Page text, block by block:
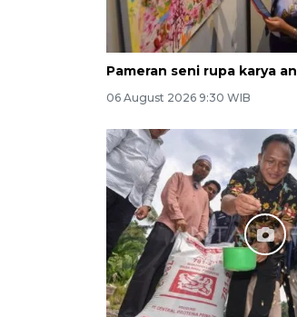
Pameran seni rupa karya
06 August 2026 9:30 WIB